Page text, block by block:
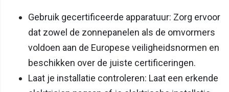
Gebruik gecertificeerde apparatuur: Zorg ervoor
dat zowel de zonnepanelen als de omvormers
voldoen aan de Europese veiligheidsnormen en
beschikken over de juiste certificeringen.
Laat je installatie controleren: Laat een erkende